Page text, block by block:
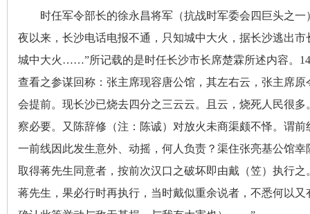
时任军令部长的徐永昌将军（抗战时军委会四巨头之一
夜以来，长沙电话电报不通 ， 只知城中大火，据长沙逃出
城中大火……”所记载的是时任长沙市长席楚霖所述内容。
查看之参谋回称：张主席现容唐公馆，其左右云 ， 张主席原
会提前。 现长沙已烧去四分之三云云。且云 ， 烧死人民很多
察必要。又陈辞修（注：陈诚）对放火未商渠颇不怿。 谓前
一前线因此发生意外、动摇 ， 何人负责？渠住张亮基公馆
取得蒋先生同意者 ， 按前次汉口之破坏即由戴（笠）执行
蒋先生 ， 果必行时再执行，当时戴似重余说者 ， 不悉何以又